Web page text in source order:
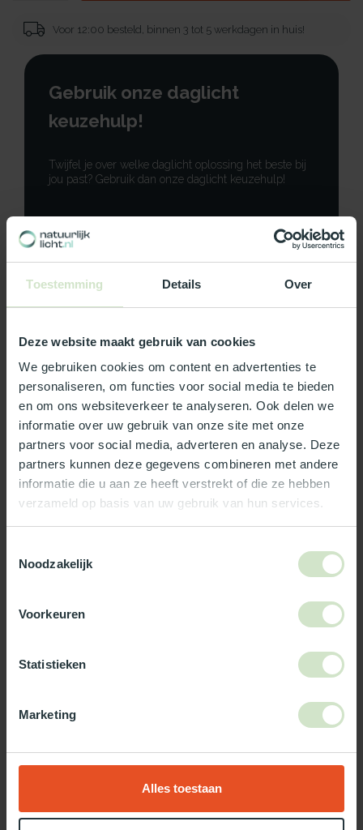
Toestemming Details Over
Deze website maakt gebruik van cookies
We gebruiken cookies om content en advertenties te
personaliseren, om functies voor social media te bieden
en om ons websiteverkeer te analyseren. Ook delen we
informatie over uw gebruik van onze site met onze
partners voor social media, adverteren en analyse. Deze
partners kunnen deze gegevens combineren met andere
informatie die u aan ze heeft verstrekt of die ze hebben
verzameld op basis van uw gebruik van hun services.
Noodzakelijk
Voorkeuren
Statistieken
Marketing
Alles toestaan
Voor 12:00 besteld, binnen 3 tot 5 werkdagen in huis!
Gebruik onze daglicht
keuzehulp!
Twijfel je over welke daglicht oplossing het beste bij
jou past? Gebruik dan onze daglicht keuzehulp!
Gebruik onze keuzehulp
Neem contact op
Productomschrijving
Specificaties
Reviews
Gratis bezorging in Nederland, m.u.v. de Waddeneilanden
3-5 werkdagen levertijd
glas/helder/
Gebruik onze daglicht keuzehulp!
Gebruik dan onze daglicht keuzehulp!